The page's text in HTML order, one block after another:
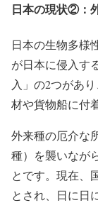
日本の現状②：
日本の生物多様
が日本に侵入す
入」の2つがあ
材や貨物船に付
外来種の厄介な
種）を襲いなが
とです。現在、
とされ、日に日